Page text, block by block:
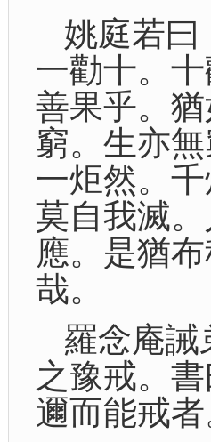
姚庭若曰
一勸十。
善果乎。
窮。生亦
一炬然。
莫自我滅
應。是猶
哉。
羅念庵誡
之豫戒。
邇而能戒者